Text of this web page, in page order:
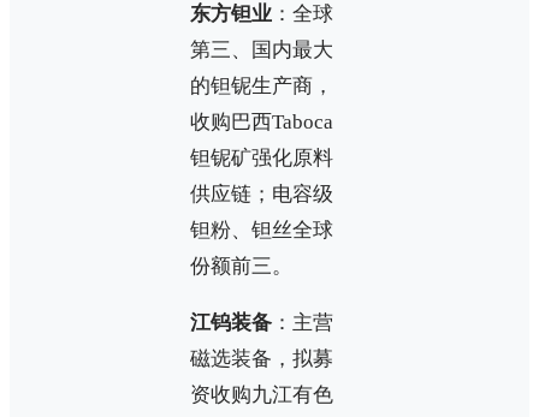
东方钽业 ：全球
第三、国内最大
的钽铌生产商，
收购巴西Taboca
钽铌矿强化原料
供应链；电容级
钽粉、钽丝全球
份额前三。
江钨装备 ：主营
磁选装备，拟募
资收购九江有色